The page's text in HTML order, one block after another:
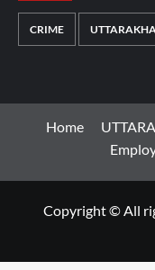
CRIME
Home
Copyright © All